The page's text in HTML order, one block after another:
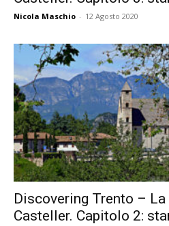
Nicola Maschio - 12 Agosto 2020
Discovering Trento –
Casteller. Capitolo 2: